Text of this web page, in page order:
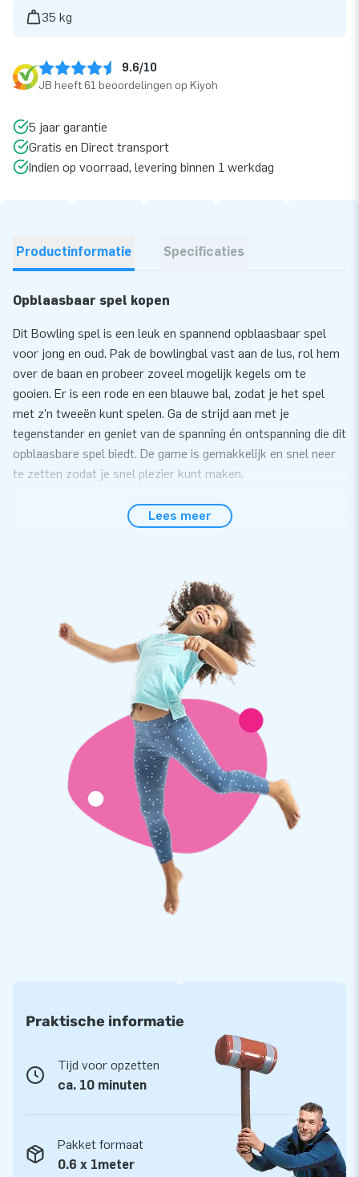
35 kg
9.6/10
JB heeft 61 beoordelingen op Kiyoh
5 jaar garantie
Gratis en Direct transport
Indien op voorraad, levering binnen 1 werkdag
Productinformatie Specificaties
Opblaasbaar spel kopen
Dit Bowling spel is een leuk en spannend opblaasbaar spel
voor jong en oud. Pak de bowlingbal vast aan de lus, rol hem
over de baan en probeer zoveel mogelijk kegels om te
gooien. Er is een rode en een blauwe bal, zodat je het spel
met z'n tweeën kunt spelen. Ga de strijd aan met je
tegenstander en geniet van de spanning én ontspanning die dit
opblaasbare spel biedt. De game is gemakkelijk en snel neer
te zetten zodat je snel plezier kunt maken.
Opblaasbaar spel met sterke kwaliteit
transportzak en een duidelijke handleiding. Zo kun je
onbezorgd genieten van deze inflatable. Hij is gemakkelijk
schoon te maken. Met dit opblaasbare spel heb je een
product waar jarenlang optimaal plezier mee kan worden
Opblaasbare spellen koop je bij JB Inflatables
Onze collectie opblaasbare spellen is enorm! Het zijn stuk
voor stuk professionele topproducten, op het gebied van
beleving en kwaliteit. Wij geven daarom op elk opblaas spel
garantie. En als er onverhoopt iets misgaat, dan staat ons
serviceteam natuurlijk voor je klaar.
Lees meer
Praktische informatie
Tijd voor opzetten
ca. 10 minuten
Pakket formaat
0.6 x 1meter